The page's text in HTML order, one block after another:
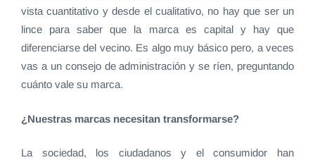
vista cuantitativo y desde el cualitativo, no hay que ser un
lince para saber que la marca es capital y hay que
diferenciarse del vecino. Es algo muy básico pero, a veces
vas a un consejo de administración y se ríen, preguntando
cuánto vale su marca.
¿Nuestras marcas necesitan transformarse?
La sociedad, los ciudadanos y el consumidor han